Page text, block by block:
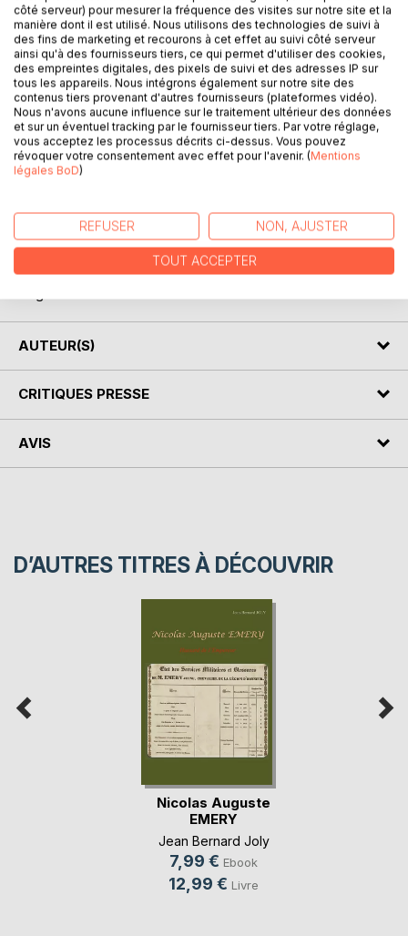
DESCRIPTION
Leila aimait écouter les histoires que Jean Bernard avait
imaginées pour elle. Certaines lui rappelaient l'Algérie
qu'elle aimait et qu'elle attendait de revoir. Jean Bernard
les a rédigées, Sophie et sa fille Marguerite les ont
Skripitiki est une petite souris amoureuse. Les
circonstances de la vie lui font découvrir le monde.
Les droits d'auteur seront reversés à la Fondation Leïla
Fodil pour venir en aide aux enfants démunis de la ville de
AUTEUR(S)
CRITIQUES PRESSE
AVIS
D’AUTRES TITRES À DÉCOUVRIR
Nicolas Auguste
EMERY
Jean Bernard Joly
7,99 € Ebook
12,99 € Livre
côté serveur) pour mesurer la fréquence des visites sur notre site et la
manière dont il est utilisé. Nous utilisons des technologies de suivi à
des fins de marketing et recourons à cet effet au suivi côté serveur
ainsi qu'à des fournisseurs tiers, ce qui permet d'utiliser des cookies,
des empreintes digitales, des pixels de suivi et des adresses IP sur
tous les appareils. Nous intégrons également sur notre site des
contenus tiers provenant d'autres fournisseurs (plateformes vidéo).
Nous n'avons aucune influence sur le traitement ultérieur des données
et sur un éventuel tracking par le fournisseur tiers. Par votre réglage,
vous acceptez les processus décrits ci-dessus. Vous pouvez
révoquer votre consentement avec effet pour l'avenir. (Mentions
légales BoD)
REFUSER NON, AJUSTER
TOUT ACCEPTER